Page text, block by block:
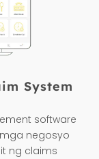
System
software
negosyo
ng claims